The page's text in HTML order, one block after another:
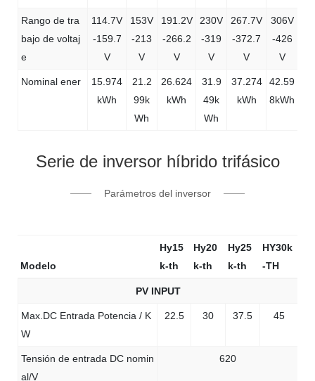
Rango de tra
bajo de voltaj
e
114.7V
-159.7
V
153V
-213
V
191.2V
-266.2
V
230V
-319
V
267.7V
-372.7
V
306V
-426
V
Nominal ener
15.974
kWh
21.2
99k
Wh
26.624
kWh
31.9
49k
Wh
37.274
kWh
42.59
8kWh
Serie de inversor híbrido trifásico
Parámetros del inversor
Modelo
Hy15
k-th
Hy20
k-th
Hy25
k-th
HY30k
-TH
PV INPUT
Max.DC Entrada Potencia / K
W
22.5 30 37.5 45
Tensión de entrada DC nomin
al/V
620